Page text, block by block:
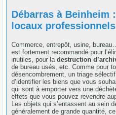
Débarras à Beinheim
locaux professionnels
Commerce, entrepôt, usine,
est fortement recommandé pour
inutiles, pour ladestruction
de bureau usés, etc. Comme pour
désencombrement, un triage
d’identifier les biens que vous
qui sont à emporter vers une
effets que vous pouvez revendre
Les objets qui s’entassent au sein
généralement de grande quantité,